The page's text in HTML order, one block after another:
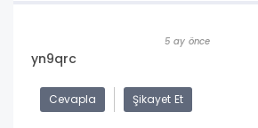
5 ay önce
yn9qrc
Cevapla Şikayet Et